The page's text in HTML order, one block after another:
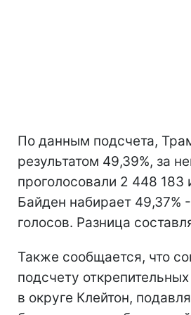
По данным подсчета,
результатом 49,39%, за
проголосовали 2 448 183
Байден набирает 49,37%
голосов. Разница
Также сообщается, что
подсчету
в округе Клейтон,